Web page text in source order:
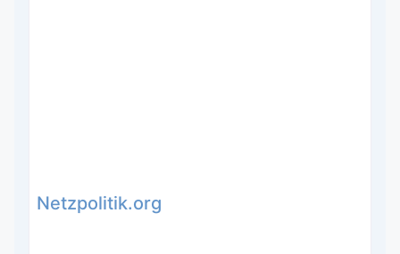
Netzpolitik.org